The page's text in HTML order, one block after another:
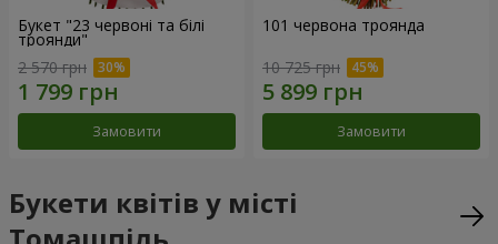
Букет "23 червоні та білі
троянди"
2 570 грн
Замовити
101 червона троянда
10 725 грн
Замовити
Букети квітів у місті